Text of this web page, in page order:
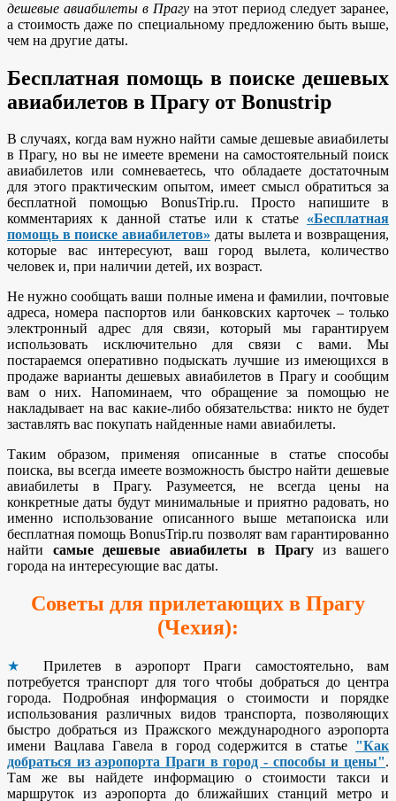
дешевые авиабилеты в Прагу на этот период следует заранее,
а стоимость даже по специальному предложению быть выше,
чем на другие даты.
Бесплатная помощь в поиске дешевых
авиабилетов в Прагу от Bonustrip
В случаях, когда вам нужно найти самые дешевые авиабилеты
в Прагу, но вы не имеете времени на самостоятельный поиск
авиабилетов или сомневаетесь, что обладаете достаточным
для этого практическим опытом, имеет смысл обратиться за
бесплатной помощью BonusTrip.ru. Просто напишите в
комментариях к данной статье или к статье «Бесплатная
помощь в поиске авиабилетов» даты вылета и возвращения,
которые вас интересуют, ваш город вылета, количество
человек и, при наличии детей, их возраст.
Не нужно сообщать ваши полные имена и фамилии, почтовые
адреса, номера паспортов или банковских карточек – только
электронный адрес для связи, который мы гарантируем
использовать исключительно для связи с вами. Мы
постараемся оперативно подыскать лучшие из имеющихся в
продаже варианты дешевых авиабилетов в Прагу и сообщим
вам о них. Напоминаем, что обращение за помощью не
накладывает на вас какие-либо обязательства: никто не будет
заставлять вас покупать найденные нами авиабилеты.
Таким образом, применяя описанные в статье способы
поиска, вы всегда имеете возможность быстро найти дешевые
авиабилеты в Прагу. Разумеется, не всегда цены на
конкретные даты будут минимальные и приятно радовать, но
именно использование описанного выше метапоиска или
бесплатная помощь BonusTrip.ru позволят вам гарантированно
найти самые дешевые авиабилеты в Прагуиз вашего
города на интересующие вас даты.
Советы для прилетающих в Прагу
(Чехия):
★ Прилетев в аэропорт Праги самостоятельно, вам
потребуется транспорт для того чтобы добраться до центра
города. Подробная информация о стоимости и порядке
использования различных видов транспорта, позволяющих
быстро добраться из Пражского международного аэропорта
имени Вацлава Гавела в город содержится в статье "Как
добраться из аэропорта Праги в город - способы и цены".
Там же вы найдете информацию о стоимости такси и
маршруток из аэропорта до ближайших станций метро и